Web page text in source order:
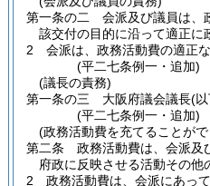
第一条の二
会派及び議員は、
該交付の目的に沿って適正に
2
会派は、政務活動費の適正
(平二七条例一・追加)
(議長の責務)
第一条の三
大阪府議会議長(
(平二七条例一・追加)
(政務活動費を充てることが
第二条
政務活動費は、会派及
府政に反映させる活動その他
2
政務活動費は、会派にあっ